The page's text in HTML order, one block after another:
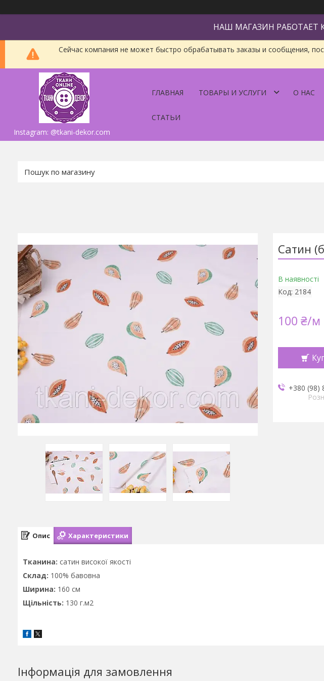
НАШ МАГАЗИН РАБОТАЕТ
Сейчас компания не может быстро обрабатывать заказы и сообщения,
Instagram: @tkani-dekor.com
ГЛАВНАЯ ТОВАРЫ И УСЛУГИ О НАС
СТАТЬИ
Сатин
В наявності
Код: 2184
100 ₴/м
+380 (98)
Опис Характеристики
Тканина: сатин високої якості
Склад: 100% бавовна
Ширина: 160 см
Щільність: 130 г.м2
Інформація для замовлення